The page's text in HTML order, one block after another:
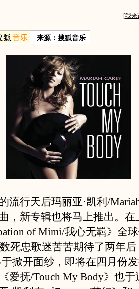
[我来
来源：搜狐音乐
行天后玛丽亚·凯利/Mariah
，新专辑也将马上推出。在
of Mimi/我心无羁》全
死忠歌迷苦苦期待了两年
于掀开面纱，即将在四月份
爱抚/Touch My Body》也